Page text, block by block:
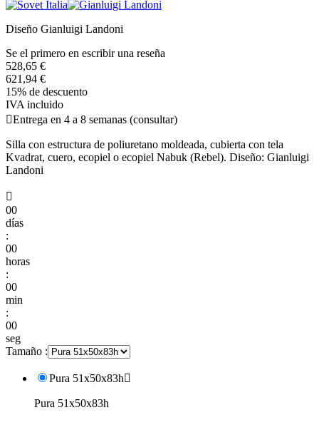
Diseño Gianluigi Landoni
Se el primero en escribir una reseña
528,65 €
621,94 €
15% de descuento
IVA incluido
Entrega en 4 a 8 semanas (consultar)
Silla con estructura de poliuretano moldeada, cubierta con tela
Kvadrat, cuero, ecopiel o ecopiel Nabuk (Rebel). Diseño: Gianluigi
Landoni

00
días
:
00
horas
:
00
min
:
00
seg
Tamaño :
Pura 51x50x83h
Pura 51x50x83h